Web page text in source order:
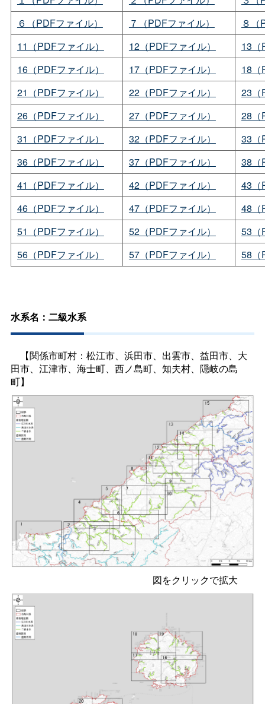
６（PDFファイル）
７（PDFファイル）
８（
11（PDFファイル）
12（PDFファイル）
13（
16（PDFファイル）
17（PDFファイル）
18（
21（PDFファイル）
22（PDFファイル）
23（
26（PDFファイル）
27（PDFファイル）
28（
31（PDFファイル）
32（PDFファイル）
33（
36（PDFファイル）
37（PDFファイル）
38（
41（PDFファイル）
42（PDFファイル）
43（
46（PDFファイル）
47（PDFファイル）
48（
51（PDFファイル）
52（PDFファイル）
53（
56（PDFファイル）
57（PDFファイル） 58（
水系名：二級水系
【関係市町村：松江市、浜田市、出雲市、益田市、大
田市、江津市、海士町、西ノ島町、知夫村、隠岐の島
町】
図をクリックで拡大